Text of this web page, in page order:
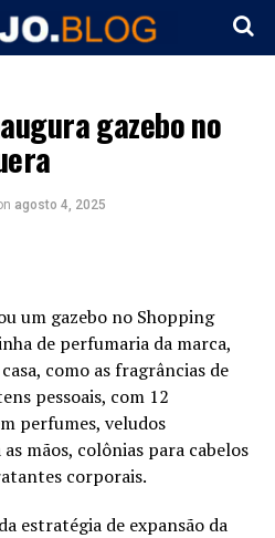
gazebo no
agosto 4, 2025
um gazebo no Shopping
de perfumaria da marca,
como as fragrâncias de
pessoais, com 12
perfumes, veludos
mãos, colônias para cabelos
corporais.
estratégia de expansão da